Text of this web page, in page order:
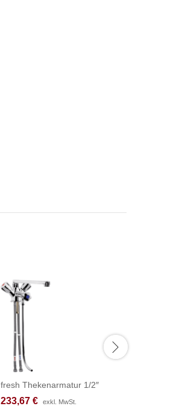
fresh Thekenarmatur 1/2″
233,67 € exkl. MwSt.
233,67 € exkl. MwSt.